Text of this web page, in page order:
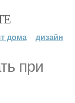
дома дизайн
при